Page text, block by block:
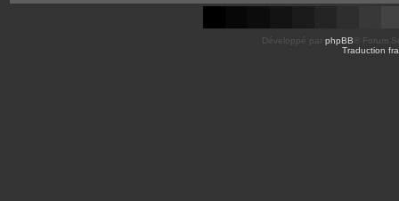
Développé par phpBB ® Forum
Traduction